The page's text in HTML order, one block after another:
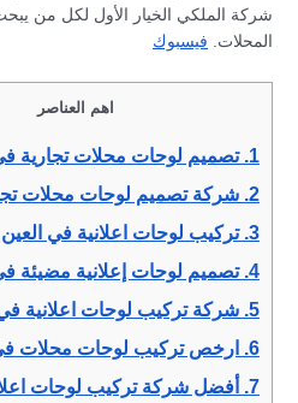
شركة الملكي الخيار الأول لكل من
المحلات. فيسبوك
اهم العناصر
1. تصميم لوحات محلات تجارية
2. شركة تصميم لوحات محلات
3. تركيب لوحات اعلانية في العين
4. تصميم لوحات إعلانية مضيئة
5. شركة تركيب لوحات اعلانية
6.
ارخص تركيب لوحات محلات
7.
أفضل شركة تركيب لوحات